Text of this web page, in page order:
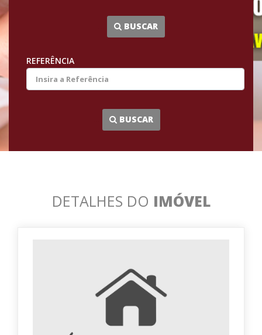
BUSCAR
REFERÊNCIA
BUSCAR
DETALHES DO IMÓVEL